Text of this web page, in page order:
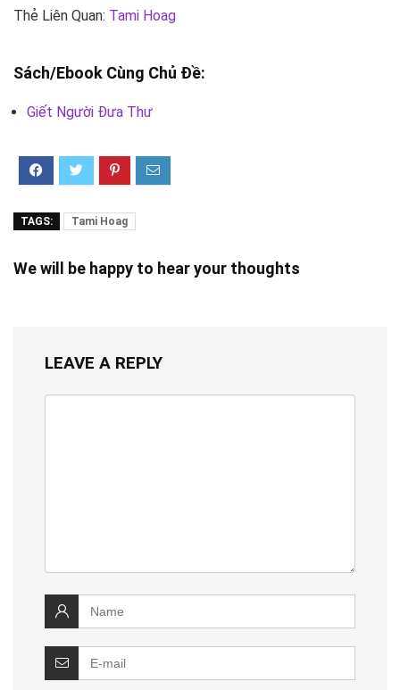
Thẻ Liên Quan: Tami Hoag
Sách/Ebook Cùng Chủ Đề:
Giết Người Đưa Thư
TAGS: Tami Hoag
We will be happy to hear your thoughts
LEAVE A REPLY